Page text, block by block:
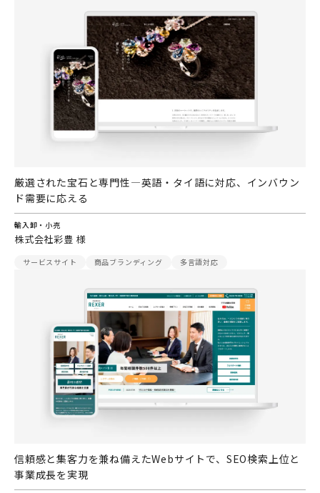
厳選された宝石と専門性―英語・タイ語に対応、インバウン
ド需要に応える
輸入卸・小売
株式会社彩豊 様
サービスサイト 商品ブランディング 多言語対応
信頼感と集客力を兼ね備えたWebサイトで、SEO検索上位と
事業成長を実現